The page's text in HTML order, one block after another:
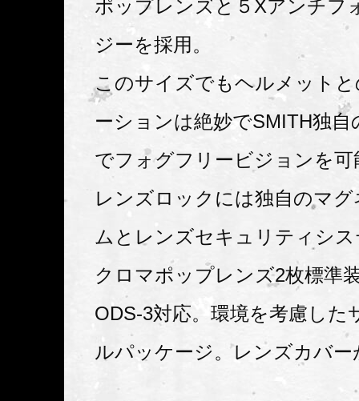
ポップレンズと５Xアンチフ
ジーを採用。
このサイズでもヘルメット
ーションは絶妙でSMITH独自
でフォグフリービジョンを
レンズロックには独自のマ
ムとレンズセキュリティシ
クロマポップレンズ2枚標準
ODS-3対応。環境を考慮した
ルパッケージ。レンズカバー